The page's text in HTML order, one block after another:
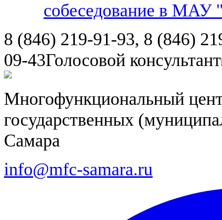
собеседование в
8 (846) 219-91-93, 8 (846)
09-43Голосовой консультант
Многофункциональный
государственных
Самара
info@mfc-samara.ru